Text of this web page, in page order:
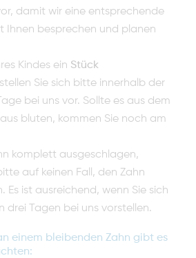
damit wir eine entsprechende
Ihnen besprechen und planen
Kindes ein Stück
Sie sich bitte innerhalb der
bei uns vor. Sollte es aus dem
bluten, kommen Sie noch am
komplett ausgeschlagen,
auf keinen Fall, den Zahn
Es ist ausreichend, wenn Sie sich
drei Tagen bei uns vorstellen.
einem bleibenden Zahn gibt es